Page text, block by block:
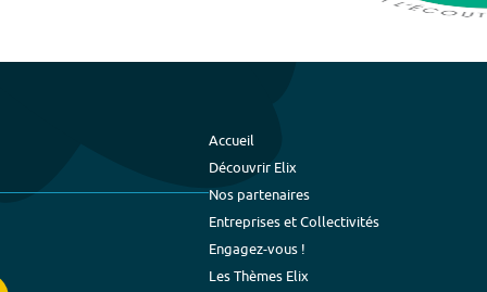
Accueil
Découvrir Elix
Nos partenaires
Entreprises et Collectivités
Engagez-vous !
Les Thèmes Elix